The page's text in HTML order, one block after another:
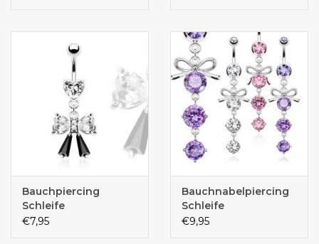
Chirurgenstahl 316L |
8, 10 oder 12 mm
mm
Bauchpiercing
Schleife
€7,95
Bauchnabelpiercing
Schleife
€9,95